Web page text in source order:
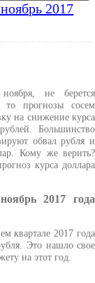
2017
не берется
то прогнозы сосем
на снижение курса
Большинство
обвал рубля и
Кому же верить?
курса доллара
2017 года
квартале 2017 года
Это нашло свое
на этот год.